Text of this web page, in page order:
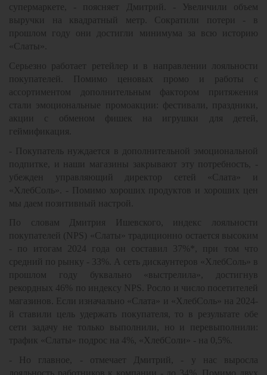
супермаркете, - поясняет Дмитрий. - Увеличили объем
выручки на квадратный метр. Сократили потери - в
прошлом году они достигли минимума за всю историю
«Слаты».
Серьезно работает ретейлер и в направлении лояльности
покупателей. Помимо ценовых промо и работы с
ассортиментом дополнительным фактором притяжения
стали эмоциональные промоакции: фестивали, праздники,
акции с обменом фишек на игрушки для детей,
геймификация.
- Покупатель нуждается в дополнительной эмоциональной
подпитке, и наши магазины закрывают эту потребность, -
убежден управляющий директор сетей «Слата» и
«ХлебСоль». - Помимо хороших продуктов и хороших цен
мы даем позитивный настрой.
По словам Дмитрия Ишевского, индекс лояльности
покупателей (NPS) «Слаты» традиционно остается высоким
- по итогам 2024 года он составил 37%*, при том что
средний по рынку - 33%. А сеть дискаунтеров «ХлебСоль» в
прошлом году буквально «выстрелила», достигнув
рекордных 46% по индексу NPS. Росло и число посетителей
магазинов. Если изначально «Слата» и «ХлебСоль» на 2024-
й ставили цель удержать покупателя, то в результате обе
сети задачу не только выполнили, но и перевыполнили:
трафик «Слаты» подрос на 4%, «ХлебСоли» - на 0,5%.
- Но главное, - отмечает Дмитрий, - у нас выросла
лояльность работников к компании - до 34%. Помимо двух